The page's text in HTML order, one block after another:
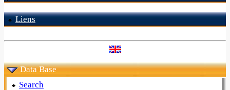
Liens
Data Base
Search